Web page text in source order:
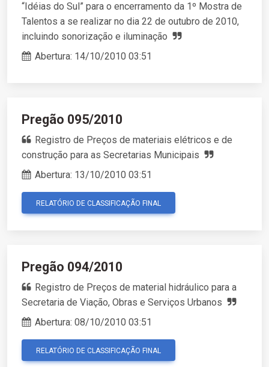
“Idéias do Sul” para o encerramento da 1º Mostra de
Talentos a se realizar no dia 22 de outubro de 2010,
incluindo sonorização e iluminação
Abertura: 14/10/2010 03:51
Pregão 095/2010
Registro de Preços de materiais elétricos e de
construção para as Secretarias Municipais
Abertura: 13/10/2010 03:51
RELATÓRIO DE CLASSIFICAÇÃO FINAL
Pregão 094/2010
Registro de Preços de material hidráulico para a
Secretaria de Viação, Obras e Serviços Urbanos
Abertura:08/10/2010 03:51
RELATÓRIO DE CLASSIFICAÇÃO FINAL